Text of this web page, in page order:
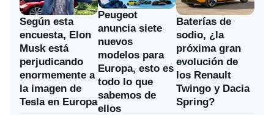
Según esta
encuesta, Elon
Musk está
perjudicando
enormemente a
la imagen de
Tesla en Europa
Peugeot
anuncia siete
nuevos
modelos para
Europa, esto es
todo lo que
sabemos de
ellos
Baterías de
sodio, ¿la
próxima gran
evolución de
los Renault
Twingo y Dacia
Spring?